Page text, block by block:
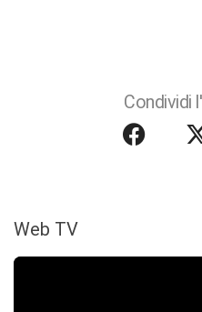
Condividi
Web TV